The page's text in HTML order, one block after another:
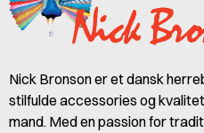
Nick Bronson er et dansk
stilfulde accessories og
mand. Med en passion for